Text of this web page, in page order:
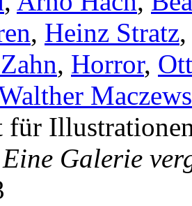
, Heinz Stratz
, Horror,
für
Galerie